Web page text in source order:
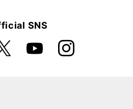
SNS
YouTube Instagra
m